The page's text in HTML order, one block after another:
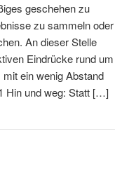
geschehen zu
zu sammeln oder
An dieser Stelle
Eindrücke rund um
ein wenig Abstand
Hin und weg: Statt […]